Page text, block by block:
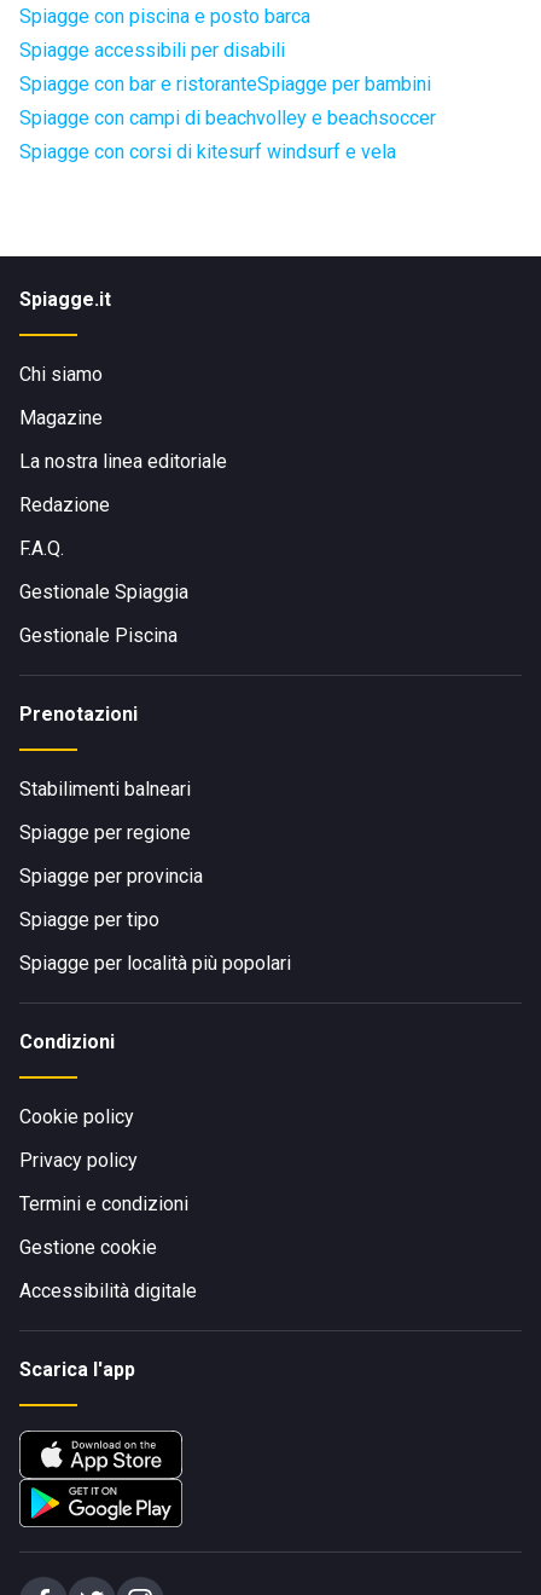
Spiagge con piscina e posto barca
Spiagge accessibili per disabili
Spiagge con bar e ristoranteSpiagge per bambini
Spiagge con campi di beachvolley e beachsoccer
Spiagge con corsi di kitesurf windsurf e vela
Spiagge.it
Chi siamo
Magazine
La nostra linea editoriale
Redazione
F.A.Q.
Gestionale Spiaggia
Gestionale Piscina
Prenotazioni
Stabilimenti balneari
Spiagge per regione
Spiagge per provincia
Spiagge per tipo
Spiagge per località più popolari
Condizioni
Cookie policy
Privacy policy
Termini e condizioni
Gestione cookie
Accessibilità digitale
Scarica l'app